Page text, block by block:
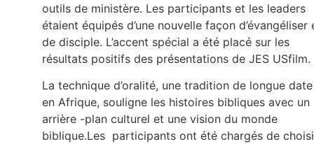
outils de ministère. Les participants et les leaders
étaient équipés d’une nouvelle façon d’évangéliser
de disciple. L’accent spécial a été placé sur les
résultats positifs des présentations de JES USfilm.
La technique d’oralité, une tradition de longue date
en Afrique, souligne les histoires bibliques avec un
arrière -plan culturel et une vision du monde
biblique.Les participants ont été chargés de